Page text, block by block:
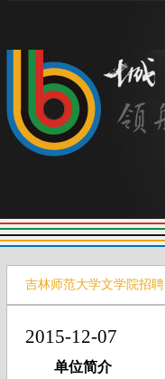
吉林师范大学文学院招聘
2015-12-07
单位简介